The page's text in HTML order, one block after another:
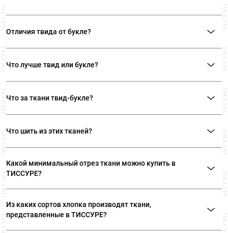
Отличия твида от букле?
саржевого переплетения. Чаше всего производится из шерсти. Букле –
ткань с характерными объемными «петельками». Производят из нитей
Что лучше твид или букле?
предпочтений и тех дизайнерских решений, которые необходимо
реализовать.
Что за ткани твид-букле?
многоцветие твидов и фактурность букле. Ткани в стиле «Шанель» - это
особый вид твида, разработанный Коко Шанель.
Что шить из этих тканей?
пиджаков, жакетов. Букле используют для пошива оригинальных
Какой минимальный отрез ткани можно купить в
ТИССУРЕ?
Из каких сортов хлопка производят ткани,
представленные в ТИССУРЕ?